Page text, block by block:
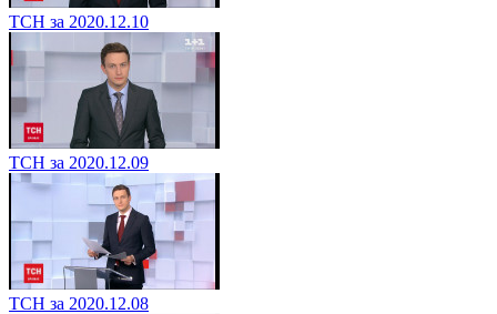
ТСН за 2020.12.10
ТСН за 2020.12.09
ТСН за 2020.12.08